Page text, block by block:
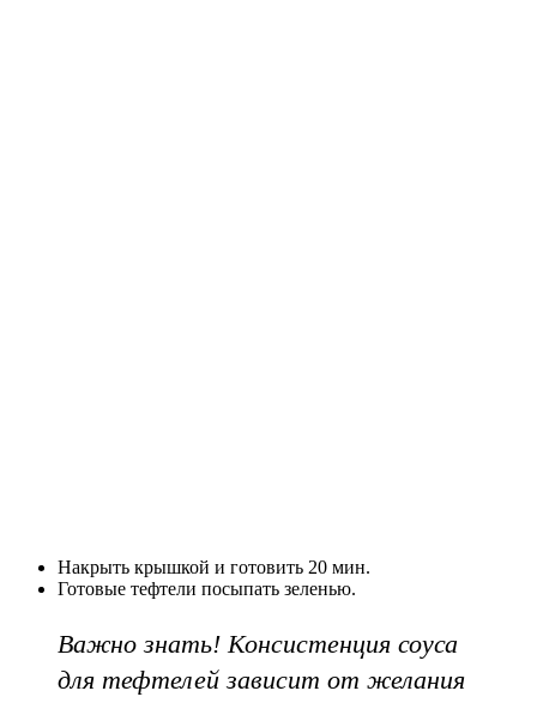
Накрыть крышкой и готовить 20 мин.
Готовые тефтели посыпать зеленью.
Важно знать! Консистенция соуса
для тефтелей зависит от желания